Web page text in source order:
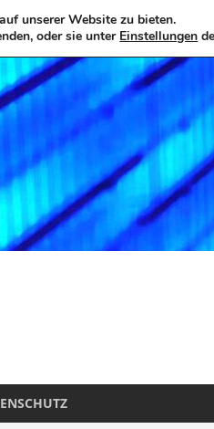
unserer Website zu bieten.
oder sie unter Einstellungen